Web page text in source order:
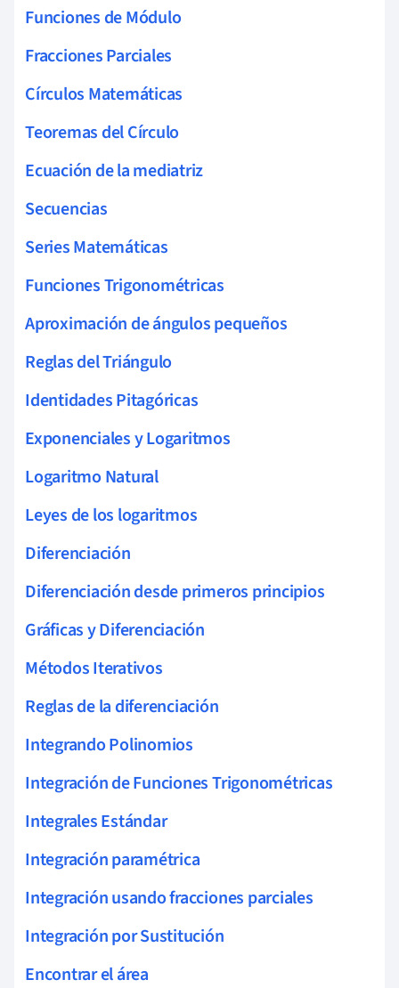
Funciones de Módulo
Fracciones Parciales
Círculos Matemáticas
Teoremas del Círculo
Ecuación de la mediatriz
Secuencias
Series Matemáticas
Funciones Trigonométricas
Aproximación de ángulos pequeños
Reglas del Triángulo
Identidades Pitagóricas
Exponenciales y Logaritmos
Logaritmo Natural
Leyes de los logaritmos
Diferenciación
Diferenciación desde primeros principios
Gráficas y Diferenciación
Métodos Iterativos
Reglas de la diferenciación
Integrando Polinomios
Integración de Funciones Trigonométricas
Integrales Estándar
Integración paramétrica
Integración usando fracciones parciales
Integración por Sustitución
Encontrar el área